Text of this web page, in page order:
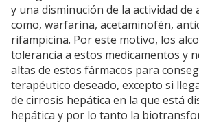
y una disminución de la actividad de
como, warfarina, acetaminofén,
rifampicina. Por este motivo, los
tolerancia a estos medicamentos y
altas de estos fármacos para
terapéutico deseado, excepto si
de cirrosis hepática en la que está
hepática y por lo tanto la